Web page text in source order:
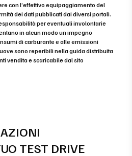
con l’effettivo equipaggiamento del
dei dati pubblicati dai diversi portali.
per eventuali involontarie
in alcun modo un impegno
di carburante e alle emissioni
sono reperibili nella guida distribuita
vendita e scaricabile dal sito
TEST DRIVE